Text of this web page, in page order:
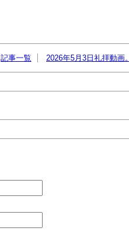
記事一覧 2026年5月3日礼拝動画。